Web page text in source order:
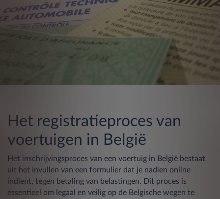
Het registratieproces van
voertuigen in België
Het inschrijvingsproces van een voertuig in België bestaat
uit het invullen van een formulier dat je nadien online
indient, tegen betaling van belastingen. Dit proces is
essentieel om legaal en veilig op de Belgische wegen te